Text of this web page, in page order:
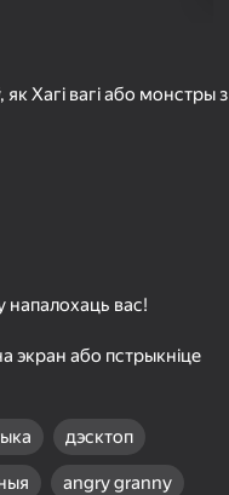
Хагі вагі або монстры з
напалохаць вас!
экран або пстрыкніце
дэсктоп
angry granny